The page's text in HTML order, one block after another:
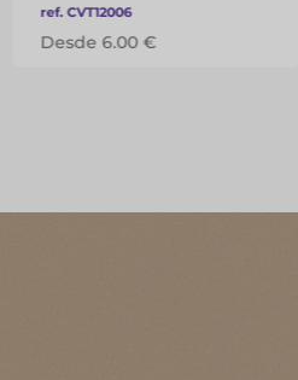
ref. CVT12006
Desde 6.00 €